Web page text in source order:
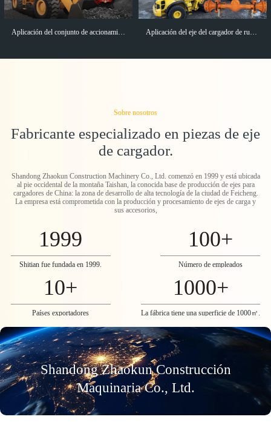
Aplicación del conjunto de accionamiento principal del cargador Aplicación del eje del cargador de ruedas
Sobre nosotros
Fabricante especializado en piezas de eje
de cargador.
Shandong Zhaokun Construction Machinery Co., Ltd. comenzó en 1999 y está ubicada
al pie occidental de la montaña Taishan, la conocida base de producción de ejes para
cargadores de China: la zona de desarrollo de alta tecnología de la ciudad de Feicheng.
La empresa está comprometida con la producción y procesamiento de ejes de carga y
sus accesorios,
1999
Shitian fue fundada en 1999.
100+
Número de empleados
10+
Países exportadores
1000+
La fábrica tiene una superficie de 1000㎡.
Shandong Zhaokun Construcción
Maquinaria Co., Ltd.